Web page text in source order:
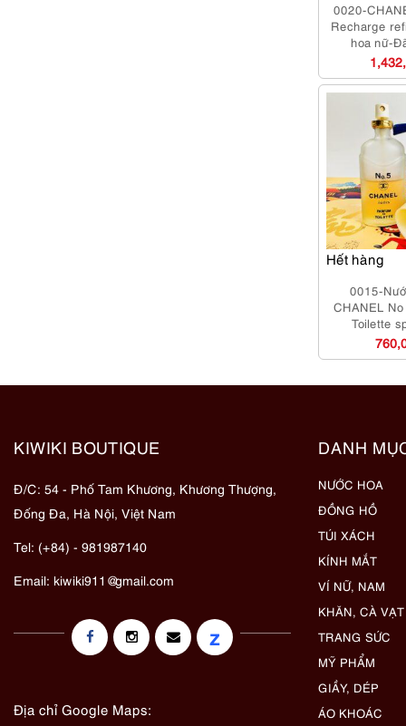
0020-
Recharge
hoa nữ-
Hết hàng
0015-
CHANEL
Toilette
KIWIKI BOUTIQUE
Đ/C: 54 - Phố Tam Khương, Khương Thượng,
Đống Đa, Hà Nội, Việt Nam
Tel: (+84) - 981987140
Email: kiwiki911@gmail.com
z
Địa chỉ Google Maps:
DANH
NƯỚC HOA
ĐỒNG HỒ
TÚI XÁCH
KÍNH MẮT
VÍ NỮ, NAM
KHĂN, CÀ VẠT
TRANG SỨC
MỸ PHẨM
GIẦY, DÉP
ÁO KHOÁC